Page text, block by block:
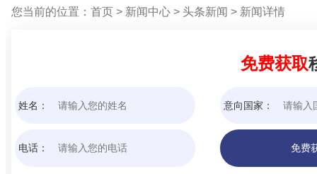
您当前的位置： 首页 > 新闻中心 > 头条新闻 > 新闻详情
免费获取
姓名：
电话：
意向国家：
免费